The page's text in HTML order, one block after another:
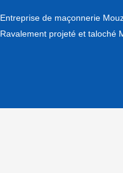
Entreprise de maçonnerie
Ravalement projeté et taloché